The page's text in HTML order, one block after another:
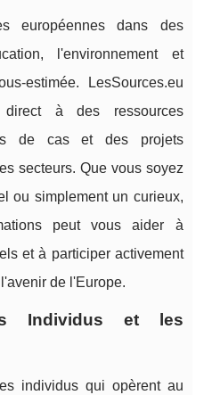
européennes dans des
l'environnement et
estimée. LesSources.eu
à des ressources
de cas et des projets
secteurs. Que vous soyez
ou simplement un curieux,
peut vous aider à
et à participer activement
de l'Europe.
Individus et les
individus qui opèrent au